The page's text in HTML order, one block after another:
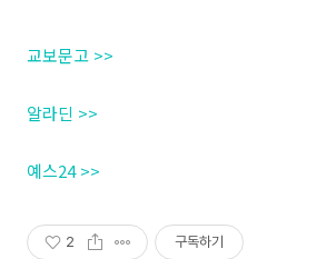
교보문고 >>
알라딘 >>
예스24 >>
2 구독하기